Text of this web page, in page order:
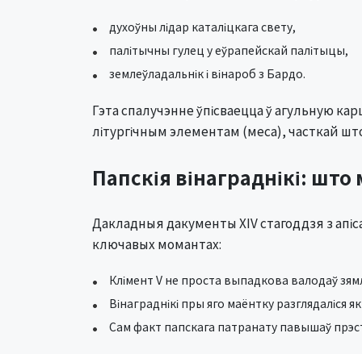
духоўны лідар каталіцкага свету,
палітычны гулец у еўрапейскай палітыцы,
землеўладальнік і вінароб з Бардо.
Гэта спалучэнне ўпісваецца ў агульную
літургічным элементам (меса), часткай
Папскія вінаграднікі:
Дакладныя дакументы XIV стагоддзя з
ключавых момантах:
Клімент V не проста выпадкова валодаў
Вінаграднікі пры яго маёнтку разглядаліся
Сам факт папскага патранату павышаў